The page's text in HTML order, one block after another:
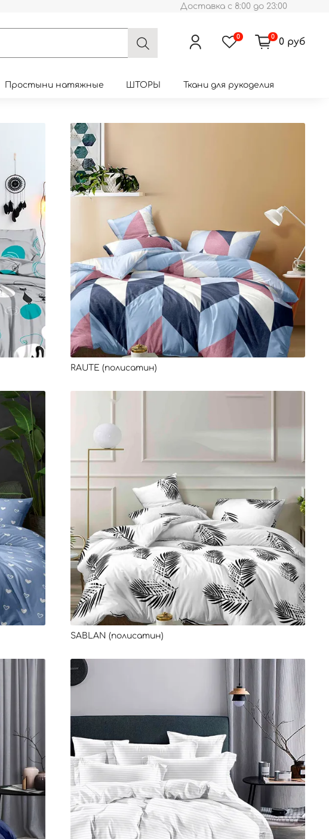
Доставка с 8:00 до 23:00
0 0 0 руб
Простыни натяжные ШТОРЫ Ткани для рукоделия
RAUTE (полисатин)
SABLAN (полисатин)